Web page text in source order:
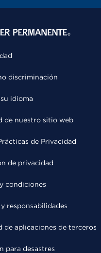
discriminación
idioma
de nuestro sitio web
de Privacidad
de privacidad
condiciones
responsabilidades
de aplicaciones de terceros
para desastres